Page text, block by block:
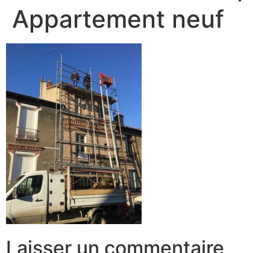
Appartement neuf
Laisser un commentaire